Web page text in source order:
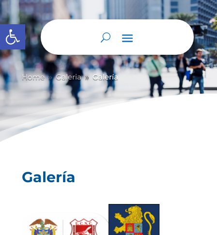
Abrir barra de herramientas
Home 9 Galeria 9 Galería
Galería